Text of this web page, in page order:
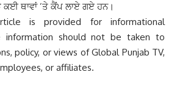
ਥਾਵਾਂ ’ਤੇ ਕੈਂਪ ਲਾਏ ਗਏ ਹਨ।
is provided for informational
information should not be taken to
policy, or views of Global Punjab TV,
or affiliates.